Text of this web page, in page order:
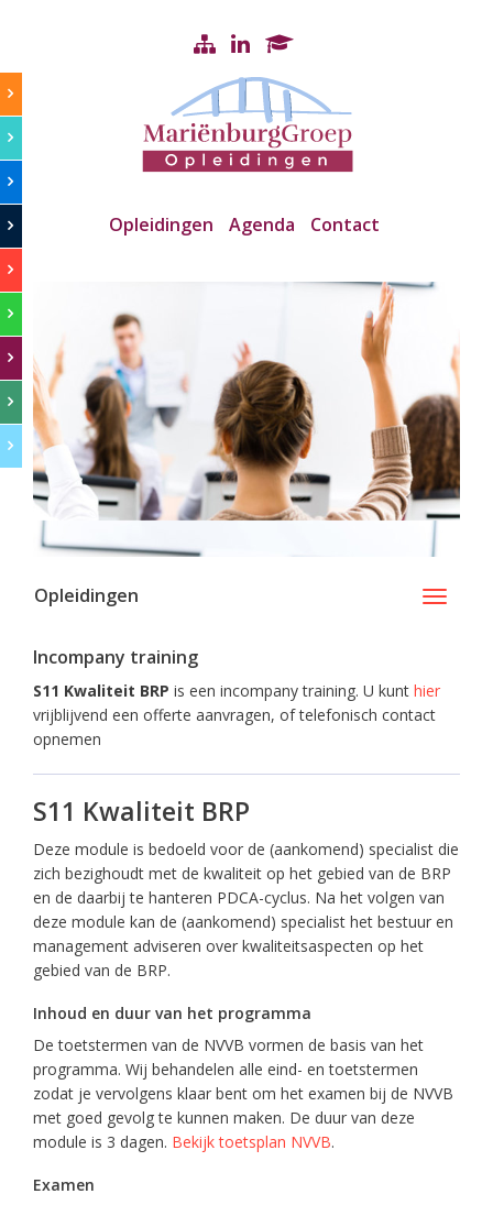
Opleidingen Agenda Contact
Toggle
Opleidingen
Incompany training
S11 Kwaliteit BRP is een incompany training. U kunt hier
vrijblijvend een offerte aanvragen, of telefonisch contact
opnemen
S11 Kwaliteit BRP
Deze module is bedoeld voor de (aankomend) specialist die
zich bezighoudt met de kwaliteit op het gebied van de BRP
en de daarbij te hanteren PDCA-cyclus. Na het volgen van
deze module kan de (aankomend) specialist het bestuur en
management adviseren over kwaliteitsaspecten op het
gebied van de BRP.
Inhoud en duur van het programma
De toetstermen van de NVVB vormen de basis van het
programma. Wij behandelen alle eind- en toetstermen
zodat je vervolgens klaar bent om het examen bij de NVVB
met goed gevolg te kunnen maken. De duur van deze
module is 3 dagen. Bekijk toetsplan NVVB.
Examen